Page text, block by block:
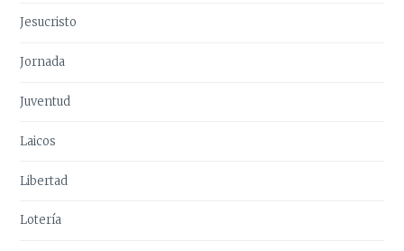
Jesucristo
Jornada
Juventud
Laicos
Libertad
Lotería